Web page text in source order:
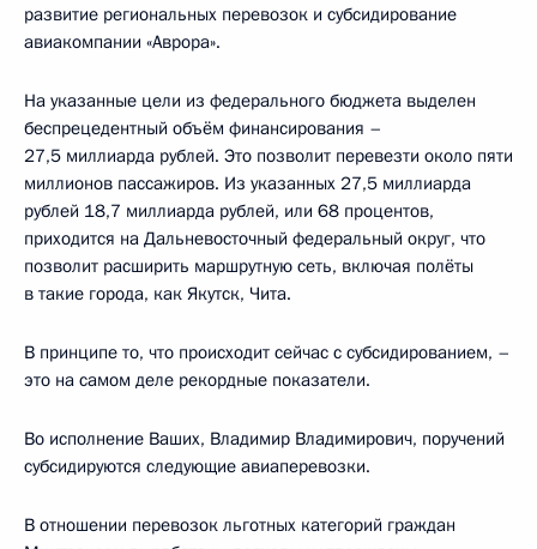
развитие региональных перевозок и субсидирование
авиакомпании «Аврора».
На указанные цели из федерального бюджета выделен
беспрецедентный объём финансирования –
27,5 миллиарда рублей. Это позволит перевезти около пяти
миллионов пассажиров. Из указанных 27,5 миллиарда
рублей 18,7 миллиарда рублей, или 68 процентов,
приходится на Дальневосточный федеральный округ, что
позволит расширить маршрутную сеть, включая полёты
в такие города, как Якутск, Чита.
В принципе то, что происходит сейчас с субсидированием, –
это на самом деле рекордные показатели.
Во исполнение Ваших, Владимир Владимирович, поручений
субсидируются следующие авиаперевозки.
В отношении перевозок льготных категорий граждан